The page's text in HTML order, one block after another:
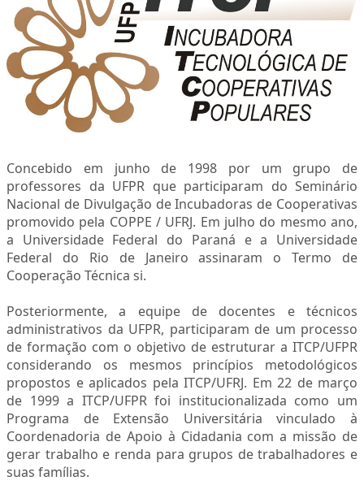
MAE
AGENDA
Concebido em junho de 1998 por um grupo de
professores da UFPR que participaram do Seminário
Nacional de Divulgação de Incubadoras de Cooperativas
promovido pela COPPE / UFRJ. Em julho do mesmo ano,
a Universidade Federal do Paraná e a Universidade
Federal do Rio de Janeiro assinaram o Termo de
Cooperação Técnica si.
Posteriormente, a equipe de docentes e técnicos
administrativos da UFPR, participaram de um processo
de formação com o objetivo de estruturar a ITCP/UFPR
considerando os mesmos princípios metodológicos
propostos e aplicados pela ITCP/UFRJ. Em 22 de março
de 1999 a ITCP/UFPR foi institucionalizada como um
Programa de Extensão Universitária vinculado à
Coordenadoria de Apoio à Cidadania com a missão de
gerar trabalho e renda para grupos de trabalhadores e
suas famílias.